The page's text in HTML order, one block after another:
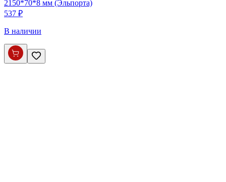
2150*70*8 мм (Эльпорта)
537 ₽
В наличии